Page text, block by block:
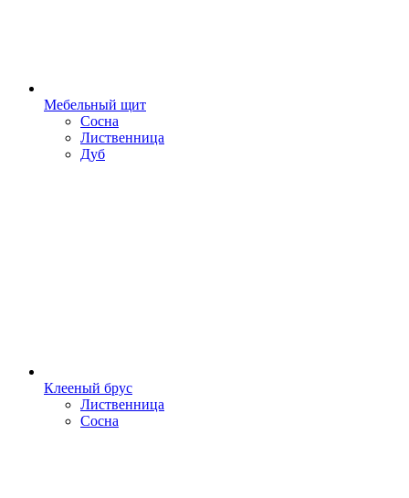
Мебельный щит
Сосна
Лиственница
Дуб
Клееный брус
Лиственница
Сосна